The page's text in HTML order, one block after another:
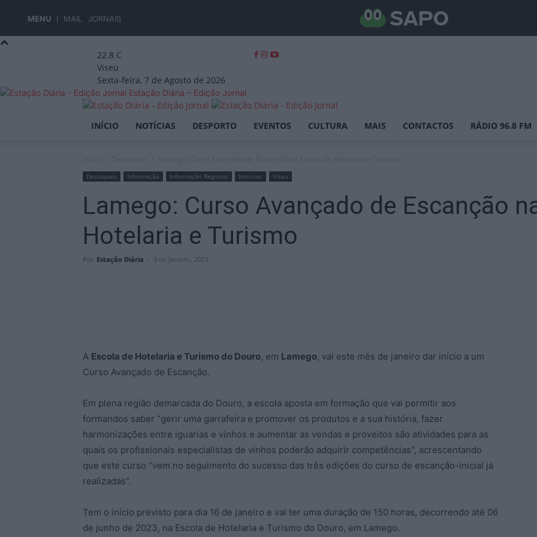
MENU MAIL JORNAIS
22.8 C
Viseu
Sexta-feira, 7 de Agosto de 2026
Estação Diária – Edição Jornal
INÍCIO NOTÍCIAS DESPORTO EVENTOS CULTURA MAIS CONTACTOS RÁDIO 96.8 FM
Destaques Informação Informação Regional Notícias Viseu
Lamego: Curso Avançado de Escanção
Hotelaria e Turismo
Por Estação Diária - 9 de Janeiro, 2023
A Escola de Hotelaria e Turismo do Douro, em Lamego, vai este mês de janeiro dar início a um
Curso Avançado de Escanção.
Em plena região demarcada do Douro, a escola aposta em formação que vai permitir aos
formandos saber “gerir uma garrafeira e promover os produtos e a sua história, fazer
harmonizações entre iguarias e vinhos e aumentar as vendas e proveitos são atividades para as
quais os profissionais especialistas de vinhos poderão adquirir competências”, acrescentando
que este curso “vem no seguimento do sucesso das três edições do curso de escanção-inicial já
realizadas”.
Tem o início previsto para dia 16 de janeiro e vai ter uma duração de 150 horas, decorrendo até 06
de junho de 2023, na Escola de Hotelaria e Turismo do Douro, em Lamego.